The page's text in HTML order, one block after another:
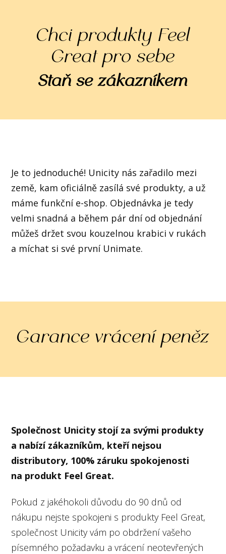
Chci produkty Feel
Great pro sebe
Staň se zákazníkem
Je to jednoduché! Unicity nás zařadilo mezi
země, kam oficiálně zasílá své produkty, a už
máme funkční e-shop. Objednávka je tedy
velmi snadná a během pár dní od objednání
můžeš držet svou kouzelnou krabici v rukách
a míchat si své první Unimate.
Garance vrácení peněz
Společnost Unicity stojí za svými produkty
a nabízí zákazníkům, kteří nejsou
distributory, 100% záruku spokojenosti
na produkt Feel Great.
Pokud z jakéhokoli důvodu do 90 dnů od
nákupu nejste spokojeni s produkty Feel Great,
společnost Unicity vám po obdržení vašeho
písemného požadavku a vrácení neotevřených